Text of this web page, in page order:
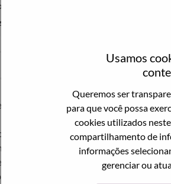
Usamos
Queremos ser
para que você possa
cookies utilizados
compartilhamento de
informações
gerenciar ou
Trabalho:
Hubei - 武汉（Wuhan）
trabalhar na Lenovo
Lenovo. We do what we say. We own
is a US$83 billion revenue global
serving millions of customers every
Technology for All, Lenovo has built on
of AI-enabled, AI-ready, and AI-